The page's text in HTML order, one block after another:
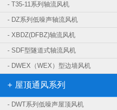
- T35-11系列轴流风机
- DZ系列低噪声轴流风机
- XBDZ(DFBZ)轴流风机
- SDF型隧道式轴流风机
- DWEX（WEX）型边墙风机
+ 屋顶通风系列
- DWT系列低噪声屋顶风机